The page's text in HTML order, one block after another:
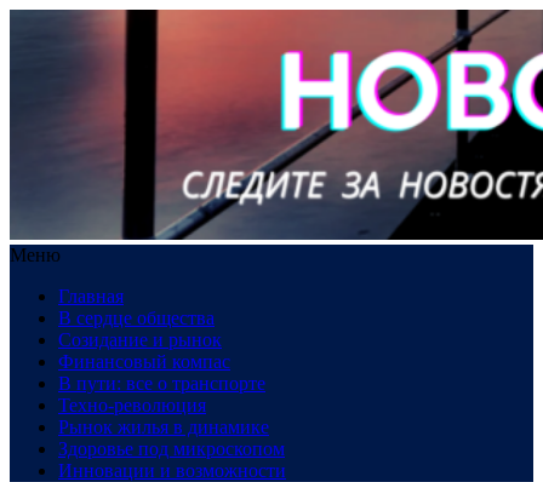
Меню
Главная
В сердце общества
Созидание и рынок
Финансовый компас
В пути: все о транспорте
Техно-революция
Рынок жилья в динамике
Здоровье под микроскопом
Инновации и возможности